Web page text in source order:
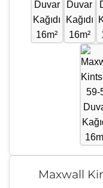
Maxwall